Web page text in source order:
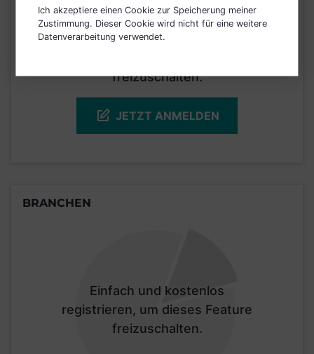
Einfach und kostenlos
freizuschalten.
JETZT ANMELDEN
BRANCHEN
Einfach und kostenlos
registrieren, um dieses Feature
freizuschalten.
Ich akzeptiere einen Cookie zur Speicherung meiner
Zustimmung. Dieser Cookie wird nicht für eine weitere
Datenverarbeitung verwendet.